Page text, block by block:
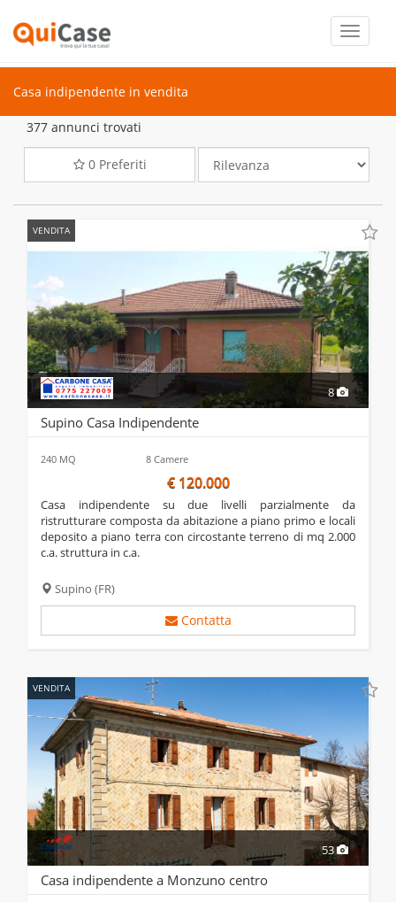
Toggle
Casa indipendente in vendita
377 annunci trovati
0Preferiti
VENDITA
8
Supino Casa Indipendente
240 MQ 8 Camere
€ 120.000
casa indipendente su due livelli parzialmente da
ristrutturare composta da abitazione a piano primo e locali
deposito a piano terra con circostante terreno di mq 2.000
c.a. struttura in c.a.
Supino (FR)
Contatta
VENDITA
53
Casa indipendente a Monzuno centro